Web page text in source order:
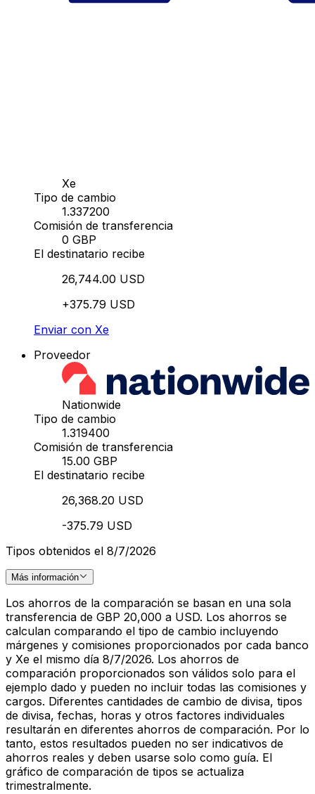
Xe
Tipo de cambio
1.337200
Comisión de transferencia
0 GBP
El destinatario recibe
26,744.00 USD
+375.79 USD
Enviar con Xe
Proveedor
Nationwide
Tipo de cambio
1.319400
Comisión de transferencia
15.00 GBP
El destinatario recibe
26,368.20 USD
-375.79 USD
Tipos obtenidos el 8/7/2026
Más información
Los ahorros de la comparación se basan en una sola
transferencia de GBP 20,000 a USD. Los ahorros se
calculan comparando el tipo de cambio incluyendo
márgenes y comisiones proporcionados por cada banco
y Xe el mismo día 8/7/2026. Los ahorros de
comparación proporcionados son válidos solo para el
ejemplo dado y pueden no incluir todas las comisiones y
cargos. Diferentes cantidades de cambio de divisa, tipos
de divisa, fechas, horas y otros factores individuales
resultarán en diferentes ahorros de comparación. Por lo
tanto, estos resultados pueden no ser indicativos de
ahorros reales y deben usarse solo como guía. El
gráfico de comparación de tipos se actualiza
trimestralmente.